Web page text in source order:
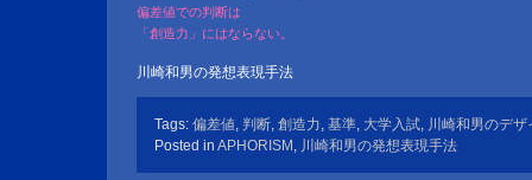
偏差値での判断は
「創造力」にはならない。
川崎和男の発想表現手法
Tags: 偏差値 判断 創造力 基準 大学入試 川崎和男のデザ
Posted in APHORISM 川崎和男の発想表現手法